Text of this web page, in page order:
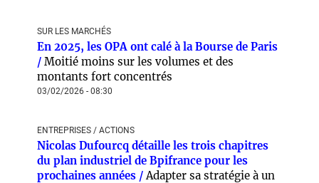
SUR LES MARCHÉS
En 2025, les OPA ont calé à la Bourse de Paris
/ Moitié moins sur les volumes et des
montants fort concentrés
03/02/2026 - 08:30
ENTREPRISES / ACTIONS
Nicolas Dufourcq détaille les trois chapitres
du plan industriel de Bpifrance pour les
prochaines années /Adapter sa stratégie à un